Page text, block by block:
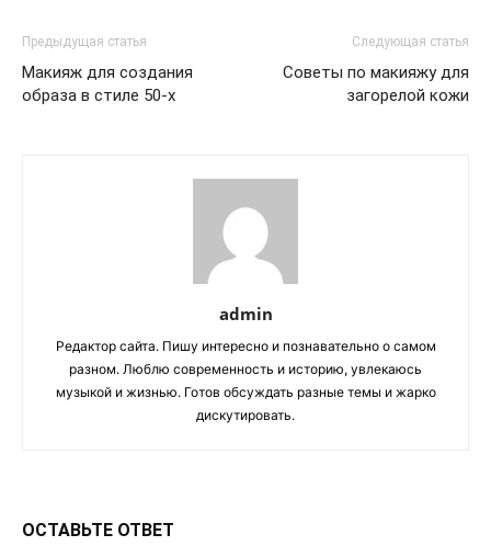
Предыдущая статья
Макияж для создания
образа в стиле 50-х
Следующая статья
Советы по макияжу для
загорелой кожи
admin
Редактор сайта. Пишу интересно и познавательно о самом
разном. Люблю современность и историю, увлекаюсь
музыкой и жизнью. Готов обсуждать разные темы и жарко
дискутировать.
ОСТАВЬТЕ ОТВЕТ